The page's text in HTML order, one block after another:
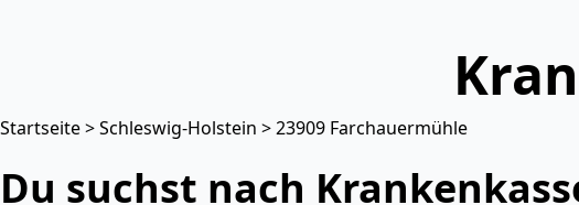
Startseite>Schleswig-Holstein > 23909 Farchauermühle
Du suchst nach